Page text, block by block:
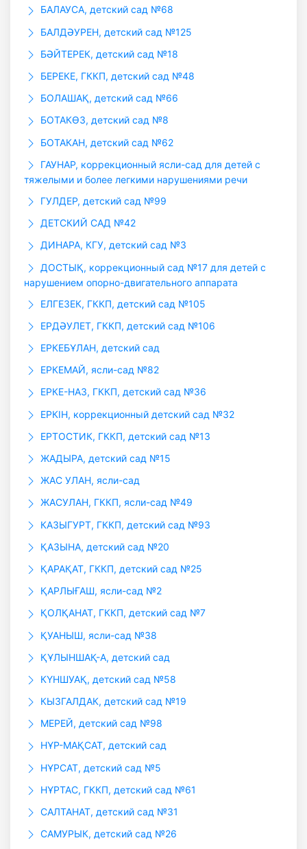
БАЛАУСА, детский сад №68
БАЛДӘУРЕН, детский сад №125
БӘЙТЕРЕК, детский сад №18
БЕРЕКЕ, ГККП, детский сад №48
БОЛАШАҚ, детский сад №66
БОТАКӨЗ, детский сад №8
БОТАКАН, детский сад №62
ГАУHАР, коррекционный ясли-сад для детей с
тяжелыми и более легкими нарушениями речи
ГУЛДЕР, детский сад №99
ДЕТСКИЙ САД №42
ДИНАРА, КГУ, детский сад №3
ДОСТЫҚ, коррекционный сад №17 для детей с
нарушением опорно-двигательного аппарата
ЕЛГЕЗЕК, ГККП, детский сад №105
ЕРДӘУЛЕТ, ГККП, детский сад №106
ЕРКЕБҰЛАН, детский сад
ЕРКЕМАЙ, ясли-сад №82
ЕРКЕ-НАЗ, ГККП, детский сад №36
ЕРКІН, коррекционный детский сад №32
ЕРТОСТИК, ГККП, детский сад №13
ЖАДЫРА, детский сад №15
ЖАС УЛАН, ясли-сад
ЖАСУЛАН, ГККП, ясли-сад №49
КАЗЫГУРТ, ГККП, детский сад №93
ҚАЗЫНА, детский сад №20
ҚАРАҚАТ, ГККП, детский сад №25
ҚАРЛЫҒАШ, ясли-сад №2
ҚОЛҚАНАТ, ГККП, детский сад №7
ҚУАНЫШ, ясли-сад №38
ҚҰЛЫНШАҚ-А, детский сад
КҮНШУАҚ, детский сад №58
КЫЗГАЛДАК, детский сад №19
МЕРЕЙ, детский сад №98
НҰР-МАҚСАТ, детский сад
НҰРСАТ, детский сад №5
НҰРТАС, ГККП, детский сад №61
САЛТАНАТ, детский сад №31
САМУРЫК, детский сад №26